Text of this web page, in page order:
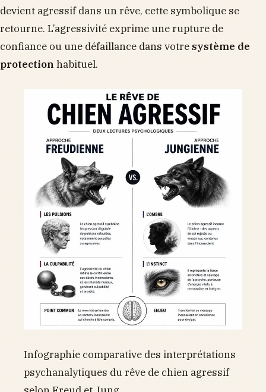
devient agressif dans un rêve, cette symbolique se
retourne. L’agressivité exprime une rupture de
confiance ou une défaillance dans votresystème de
protection habituel.
Infographie comparative des interprétations
psychanalytiques du rêve de chien agressif